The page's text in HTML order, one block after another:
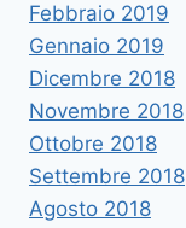
Febbraio 2019
Gennaio 2019
Dicembre 2018
Novembre 2018
Ottobre 2018
Settembre 2018
Agosto 2018